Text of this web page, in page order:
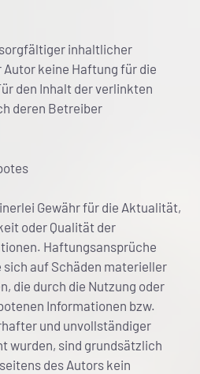
inhaltlicher
keine Haftung für die
den Inhalt der verlinkten
deren Betreiber
Gewähr für die Aktualität,
oder Qualität der
Haftungsansprüche
sich auf Schäden materieller
die durch die Nutzung oder
Informationen bzw.
und unvollständiger
wurden, sind grundsätzlich
des Autors kein